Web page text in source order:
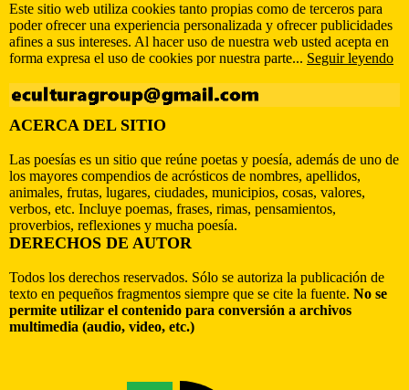
Este sitio web utiliza cookies tanto propias como de terceros para
poder ofrecer una experiencia personalizada y ofrecer publicidades
afines a sus intereses. Al hacer uso de nuestra web usted acepta en
forma expresa el uso de cookies por nuestra parte... Seguir leyendo
ACERCA DEL SITIO
Las poesías es un sitio que reúne poetas y poesía, además de uno de
los mayores compendios de acrósticos de nombres, apellidos,
animales, frutas, lugares, ciudades, municipios, cosas, valores,
verbos, etc. Incluye poemas, frases, rimas, pensamientos,
proverbios, reflexiones y mucha poesía.
DERECHOS DE AUTOR
Todos los derechos reservados. Sólo se autoriza la publicación de
texto en pequeños fragmentos siempre que se cite la fuente. No se
permite utilizar el contenido para conversión a archivos
multimedia (audio, video, etc.)